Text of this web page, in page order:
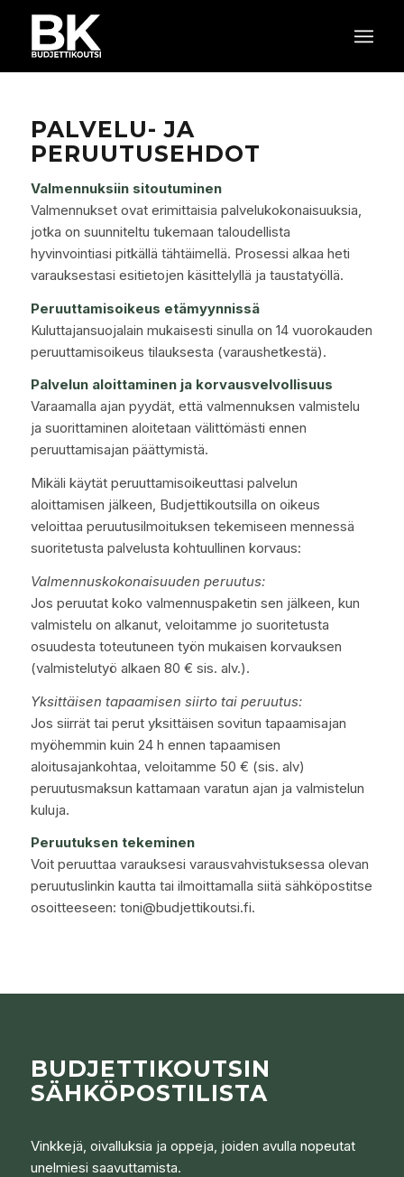
PALVELU- JA
PERUUTUSEHDOT
Valmennuksiin sitoutuminen
Valmennukset ovat erimittaisia palvelukokonaisuuksia,
jotka on suunniteltu tukemaan taloudellista
hyvinvointiasi pitkällä tähtäimellä. Prosessi alkaa heti
varauksestasi esitietojen käsittelyllä ja taustatyöllä.
Peruuttamisoikeus etämyynnissä
Kuluttajansuojalain mukaisesti sinulla on 14 vuorokauden
peruuttamisoikeus tilauksesta (varaushetkestä).
Palvelun aloittaminen ja korvausvelvollisuus
Varaamalla ajan pyydät, että valmennuksen valmistelu
ja suorittaminen aloitetaan välittömästi ennen
peruuttamisajan päättymistä.
Mikäli käytät peruuttamisoikeuttasi palvelun
aloittamisen jälkeen, Budjettikoutsilla on oikeus
veloittaa peruutusilmoituksen tekemiseen mennessä
suoritetusta palvelusta kohtuullinen korvaus:
Valmennuskokonaisuuden peruutus:
Jos peruutat koko valmennuspaketin sen jälkeen, kun
valmistelu on alkanut, veloitamme jo suoritetusta
osuudesta toteutuneen työn mukaisen korvauksen
(valmistelutyö alkaen 80 € sis. alv.).
Yksittäisen tapaamisen siirto tai peruutus:
Jos siirrät tai perut yksittäisen sovitun tapaamisajan
myöhemmin kuin 24 h ennen tapaamisen
aloitusajankohtaa, veloitamme 50 € (sis. alv)
peruutusmaksun kattamaan varatun ajan ja valmistelun
kuluja.
Peruutuksen tekeminen
Voit peruuttaa varauksesi varausvahvistuksessa olevan
peruutuslinkin kautta tai ilmoittamalla siitä sähköpostitse
osoitteeseen: toni@budjettikoutsi.fi.
BUDJETTIKOUTSIN
SÄHKÖPOSTILISTA
Vinkkejä, oivalluksia ja oppeja, joiden avulla nopeutat
unelmiesi saavuttamista.